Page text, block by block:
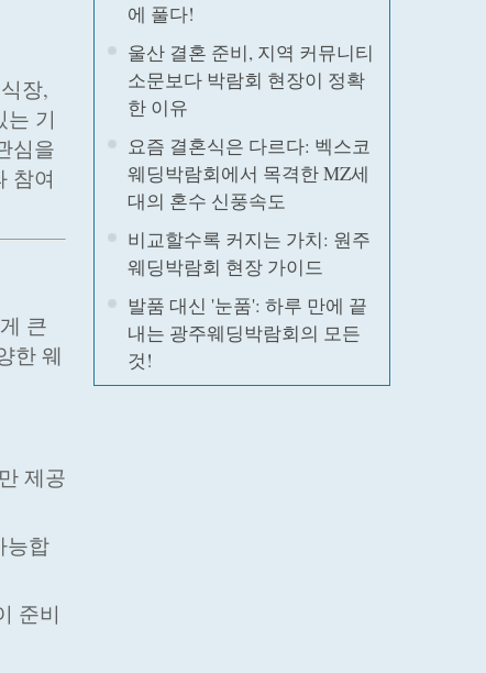
장,
는 기
심을
참여
큰
한 웨
제공
능합
준비
에 풀다!
울산 결혼 준비, 지역 커뮤니티
소문보다 박람회 현장이 정확
한 이유
요즘 결혼식은 다르다: 벡스코
웨딩박람회에서 목격한 MZ세
대의 혼수 신풍속도
비교할수록 커지는 가치: 원주
웨딩박람회 현장 가이드
발품 대신 '눈품': 하루 만에 끝
내는 광주웨딩박람회의 모든
것!